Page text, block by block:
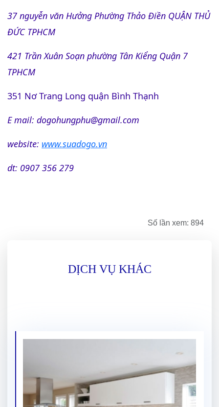
37 nguyễn văn Hưởng Phường Thảo Điền QUẬN THỦ
ĐỨC TPHCM
421 Trần Xuân Soạn phường Tân Kiểng Quận 7
TPHCM
351 Nơ Trang Long quận Bình Thạnh
E mail: dogohungphu@gmail.com
website: www.suadogo.vn
dt: 0907 356 279
Số lần xem: 894
DỊCH VỤ KHÁC